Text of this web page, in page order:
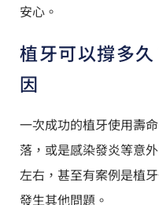
安心。
植牙可以撐多
因
一次成功的植牙使用壽
落，或是感染發炎等意
左右，甚至有案例是植
發生其他問題。